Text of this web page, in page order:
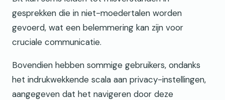
gesprekken die in niet-moedertalen worden
gevoerd, wat een belemmering kan zijn voor
cruciale communicatie.
Bovendien hebben sommige gebruikers, ondanks
het indrukwekkende scala aan privacy-instellingen,
aangegeven dat het navigeren door deze